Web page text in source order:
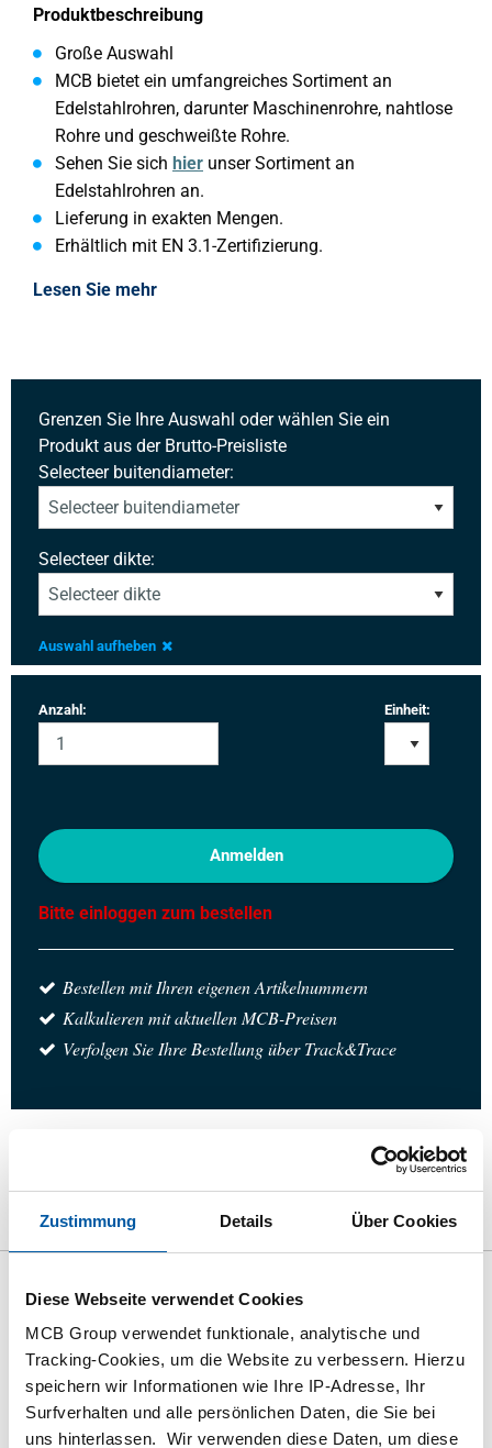
Zustimmung Details Über Cookies
Diese Webseite verwendet Cookies
MCB Group verwendet funktionale, analytische und
Tracking-Cookies, um die Website zu verbessern. Hierzu
speichern wir Informationen wie Ihre IP-Adresse, Ihr
Surfverhalten und alle persönlichen Daten, die Sie bei
uns hinterlassen. Wir verwenden diese Daten, um diese
Produktbeschreibung
Große Auswahl
MCB bietet ein umfangreiches Sortiment an
Edelstahlrohren, darunter Maschinenrohre, nahtlose
Rohre und geschweißte Rohre.
Sehen Sie sich hier unser Sortiment an
Edelstahlrohren an.
Lieferung in exakten Mengen.
Erhältlich mit EN 3.1-Zertifizierung.
Lesen Sie mehr
Grenzen Sie Ihre Auswahl oder wählen Sie ein
Produkt aus der Brutto-Preisliste
Selecteer buitendiameter:
Selecteer dikte:
Auswahl aufheben
Anzahl: Einheit:
Anmelden
Bitte einloggen zum bestellen
Bestellen mit Ihren eigenen Artikelnummern
Kalkulieren mit aktuellen MCB-Preisen
Verfolgen Sie Ihre Bestellung über Track&Trace
Bruttopreisliste
Downloads Spezifikationen
Bruttopreisliste: RfS
Schweißhelm 1.4307
Preis Euro pro: 1 Stück